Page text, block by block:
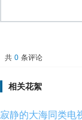
共 0 条评论
相关花絮
寂静的大海同类电